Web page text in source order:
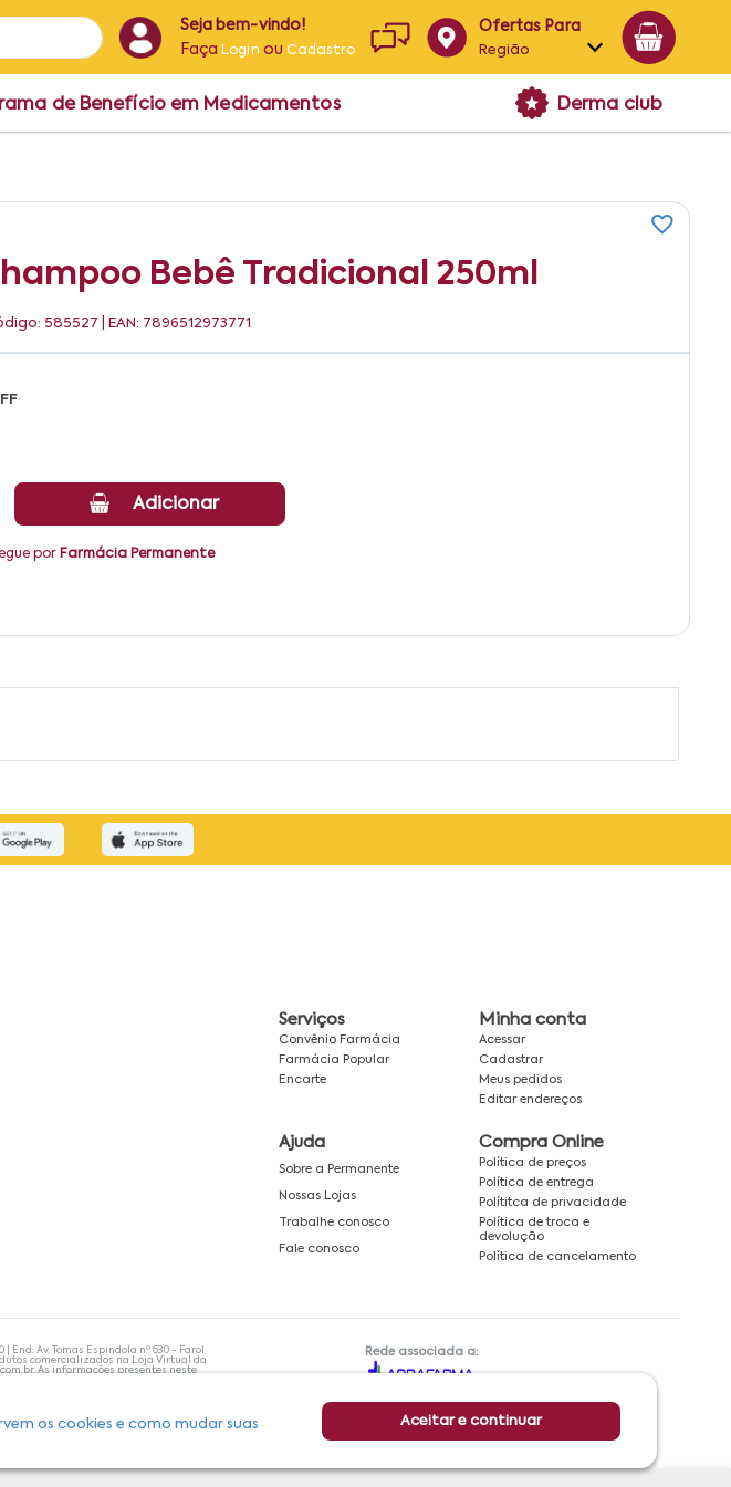
Seja bem-vindo!
Faça Login ouCadastro
Ofertas Para
Região
Alagoas
de Benefício em Medicamentos Derma club
Bebê Tradicional 250ml
585527 | EAN: 7896512973771
Adicionar
por Farmácia Permanente
os cookies e como mudar suas
Aceitar e continuar
Serviços
Convênio Farmácia
Farmácia Popular
Encarte
Minha conta
Acessar
Cadastrar
Meus pedidos
Editar endereços
Ajuda
Sobre a Permanente
Nossas Lojas
Trabalhe conosco
Fale conosco
Compra Online
Política de preços
Política de entrega
Polítitca de privacidade
Política de troca e
devolução
Política de cancelamento
End: Av. Tomas Espindola nº 630 - Farol
comercializados na Loja Virtual da
. As informações presentes neste
o médico está capacitado para
Permanente trabalha com as
dos clientes são compromissos da
Rede associada a: